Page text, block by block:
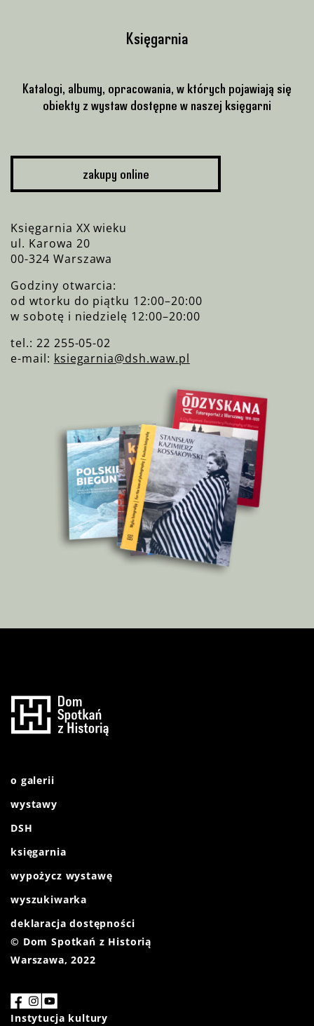
Księgarnia
Katalogi, albumy, opracowania, w których pojawiają się
obiekty z wystaw dostępne w naszej księgarni
zakupy online
Księgarnia XX wieku
ul. Karowa 20
00-324 Warszawa
Godziny otwarcia:
od wtorku do piątku 12:00–20:00
w sobotę i niedzielę 12:00–20:00
tel.: 22 255-05-02
e-mail: ksiegarnia@dsh.waw.pl
o galerii
wystawy
DSH
księgarnia
wypożycz wystawę
wyszukiwarka
deklaracja dostępności
© Dom Spotkań z Historią
Warszawa, 2022
Instytucja kultury